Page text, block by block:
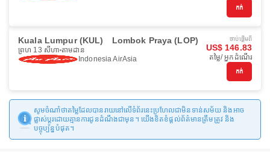
កក់
Kuala Lumpur (KUL) Lombok Praya (LOP)
ព្រហ 13 សីហា តាមដាន
Indonesia AirAsia
ចាប់ផ្ដើមពី
US$ 146.83
តម្លៃ/ អ្នកដំណើរ
កក់
សូមចំណាំថាតម្លៃដែលបានរាយនៅលើទំព័រនេះប្រហែលជាមិនទាន់សម័យ និងអាច
ផ្លាស់ប្តូរដោយគ្មានការជូនដំណឹងជាមុន។ យើងខិតខំផ្តល់ព័ត៌មានត្រឹមត្រូវ និង
បច្ចុប្បន្នបំផុត។